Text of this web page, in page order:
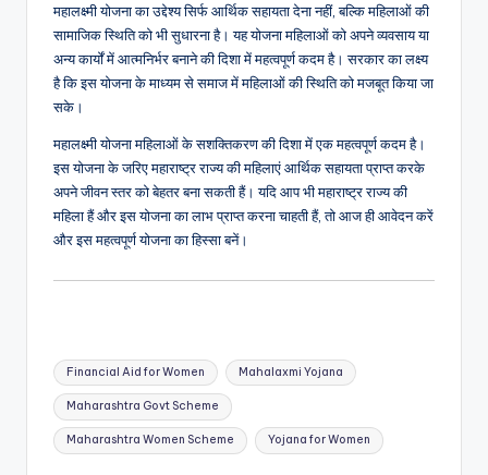
महालक्ष्मी योजना का उद्देश्य सिर्फ आर्थिक सहायता देना नहीं, बल्कि महिलाओं की
सामाजिक स्थिति को भी सुधारना है। यह योजना महिलाओं को अपने व्यवसाय या
अन्य कार्यों में आत्मनिर्भर बनाने की दिशा में महत्वपूर्ण कदम है। सरकार का लक्ष्य
है कि इस योजना के माध्यम से समाज में महिलाओं की स्थिति को मजबूत किया जा
सके।
महालक्ष्मी योजना महिलाओं के सशक्तिकरण की दिशा में एक महत्वपूर्ण कदम है।
इस योजना के जरिए महाराष्ट्र राज्य की महिलाएं आर्थिक सहायता प्राप्त करके
अपने जीवन स्तर को बेहतर बना सकती हैं। यदि आप भी महाराष्ट्र राज्य की
महिला हैं और इस योजना का लाभ प्राप्त करना चाहती हैं, तो आज ही आवेदन करें
और इस महत्वपूर्ण योजना का हिस्सा बनें।
Tags:
Financial Aid for Women Mahalaxmi Yojana
Maharashtra Govt Scheme
Maharashtra Women Scheme Yojana for Women